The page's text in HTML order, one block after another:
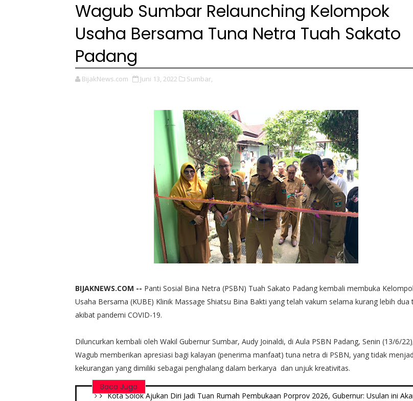
Wagub Sumbar Relaunching Kelompok
Usaha Bersama Tuna Netra Tuah Sakato
Padang
BijakNews.com Juni 13, 2022 Sumbar,
BIJAKNEWS.COM -- Panti Sosial Bina Netra (PSBN) Tuah Sakato Padang kembali membuka
Usaha Bersama (KUBE) Klinik Massage Shiatsu Bina Bakti yang telah vakum selama kurang lebih dua
akibat pandemi COVID-19.
Diluncurkan kembali oleh Wakil Gubernur Sumbar, Audy Joinaldi, di Aula PSBN Padang, Senin (13/6/
Wagub memberikan apresiasi bagi kalayan (penerima manfaat) tuna netra di PSBN, yang tidak
kekurangan yang dimiliki sebagai penghalang dalam berkarya dan unjuk kreativitas.
Baca Juga
Kota Solok Ajukan Diri Jadi Tuan Rumah Pembukaan Porprov 2026, Gubernur: Usulan ini